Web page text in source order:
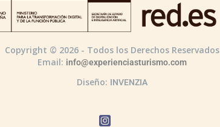
Copyright © 2026 - Todos los Derechos Reservados
Email: info@experienciasturismo.com
Diseño: INVENZIA